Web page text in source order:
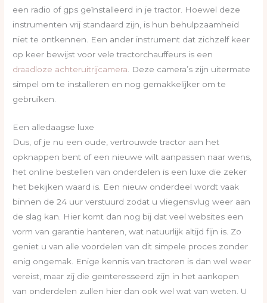
een radio of gps geïnstalleerd in je tractor. Hoewel deze
instrumenten vrij standaard zijn, is hun behulpzaamheid
niet te ontkennen. Een ander instrument dat zichzelf keer
op keer bewijst voor vele tractorchauffeurs is een
draadloze achteruitrijcamera . Deze camera’s zijn uitermate
simpel om te installeren en nog gemakkelijker om te
gebruiken.
Een alledaagse luxe
Dus, of je nu een oude, vertrouwde tractor aan het
opknappen bent of een nieuwe wilt aanpassen naar wens,
het online bestellen van onderdelen is een luxe die zeker
het bekijken waard is. Een nieuw onderdeel wordt vaak
binnen de 24 uur verstuurd zodat u vliegensvlug weer aan
de slag kan. Hier komt dan nog bij dat veel websites een
vorm van garantie hanteren, wat natuurlijk altijd fijn is. Zo
geniet u van alle voordelen van dit simpele proces zonder
enig ongemak. Enige kennis van tractoren is dan wel weer
vereist, maar zij die geïnteresseerd zijn in het aankopen
van onderdelen zullen hier dan ook wel wat van weten. U